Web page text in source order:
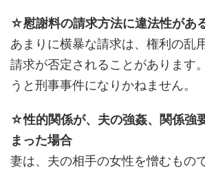
☆慰謝料の請求方法に違法性があ
あまりに横暴な請求は、権利の乱
請求が否定されることがあります
うと刑事事件になりかねません。
☆性的関係が、夫の強姦、関係強
まった場合
妻は、夫の相手の女性を憎むもの